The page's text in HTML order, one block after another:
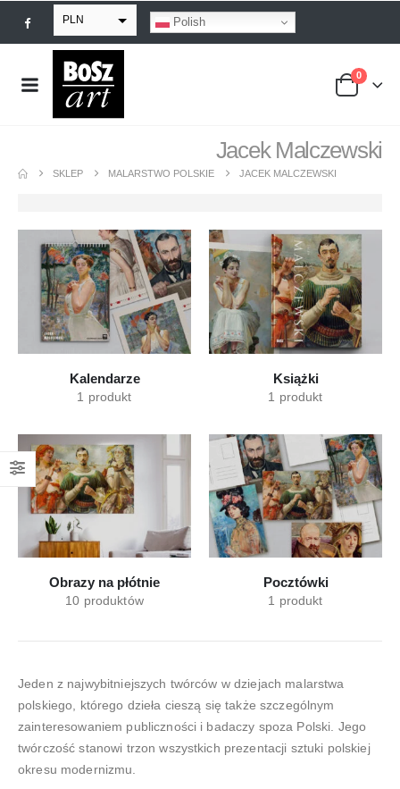
PLN
EUR
USD
Polish
0
Jacek Malczewski
SKLEP MALARSTWO POLSKIE JACEK MALCZEWSKI
Kalendarze
1 produkt
Książki
1 produkt
Obrazy na płótnie
10 produktów
Pocztówki
1 produkt
Jeden z najwybitniejszych twórców w dziejach malarstwa
polskiego, którego dzieła cieszą się także szczególnym
zainteresowaniem publiczności i badaczy spoza Polski. Jego
twórczość stanowi trzon wszystkich prezentacji sztuki polskiej
okresu modernizmu.